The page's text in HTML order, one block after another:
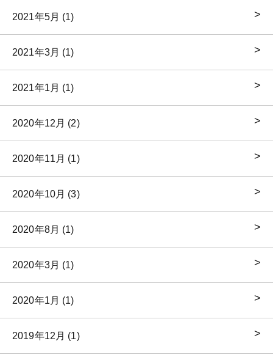
2021年5月 (1)
2021年3月 (1)
2021年1月 (1)
2020年12月 (2)
2020年11月 (1)
2020年10月 (3)
2020年8月 (1)
2020年3月 (1)
2020年1月 (1)
2019年12月 (1)